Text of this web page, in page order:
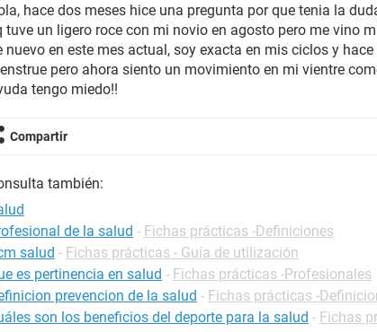
hace dos meses hice una pregunta por que tenia la
tuve un ligero roce con mi novio en agosto pero me vino
nuevo en este mes actual, soy exacta en mis ciclos y
pero ahora siento un movimiento en mi vientre
tengo miedo!!
Compartir
también:
de la salud - Fichas prácticas -Definiciones
salud - Fichas prácticas - Guía de utilización
es pertinencia en salud - Fichas prácticas -Profesionales
prevencion de la salud - Fichas prácticas -
son los beneficios del deporte para la salud - Fichas